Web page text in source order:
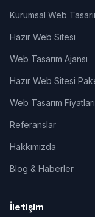
Kurumsal Web
Hazır Web Sitesi
Web Tasarım Ajansı
Hazır Web Sitesi
Web Tasarım Fiyatları
Referanslar
Hakkımızda
Blog & Haberler
İletişim